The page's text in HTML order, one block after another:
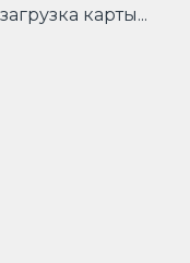
загрузка карты...